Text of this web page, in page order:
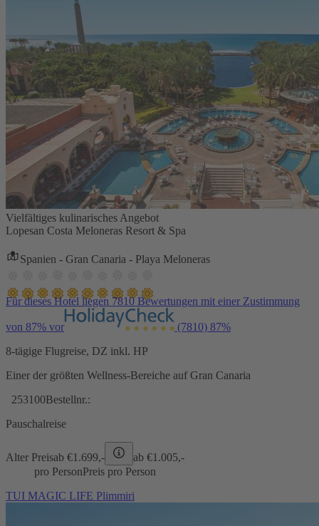
Vielfältiges kulinarisches Angebot
Lopesan Costa Meloneras Resort & Spa
Spanien - Gran Canaria - Playa Meloneras
Für dieses Hotel liegen 7810 Bewertungen mit einer Zustimmung
von 87% vor (7810) 87%
8-tägige Flugreise, DZ inkl. HP
Einer der größten Wellness-Bereiche auf Gran Canaria
253100Bestellnr.:
Pauschalreise
Alter Preisab €1.699,- ab €1.005,-
pro PersonPreis pro Person
TUI MAGIC LIFE Plimmiri